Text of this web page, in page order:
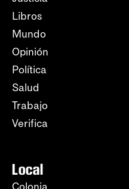
Libros
Mundo
Opinión
Política
Salud
Trabajo
Verifica
Local